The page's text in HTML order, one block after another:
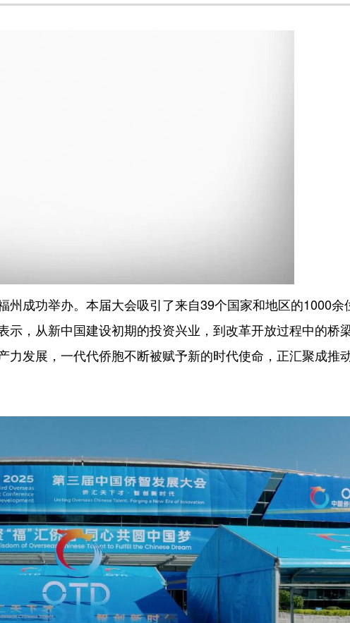
成功举办。本届大会吸引了来自39个国家和地区的1000余
示，从新中国建设初期的投资兴业，到改革开放过程中的桥
力发展，一代代侨胞不断被赋予新的时代使命，正汇聚成推